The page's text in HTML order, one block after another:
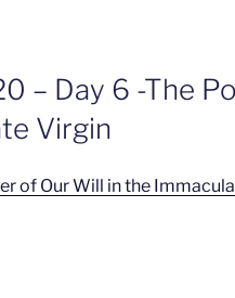
– Day 6 -The
Virgin
of Our Will in the